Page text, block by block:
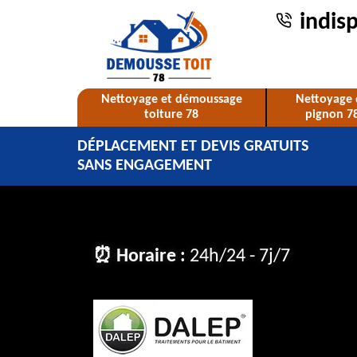
Nettoyage et démoussage
toiture 78
Nettoyage
pignon
DÉPLACEMENT ET DEVIS GRATUITS
SANS ENGAGEMENT
⏰ Horaire : 24h/24 - 7j/7